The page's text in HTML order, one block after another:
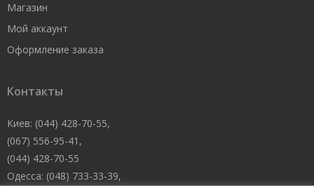
Магазин
Мой аккаунт
Оформление заказа
Контакты
Киев: (044) 428-70-55,
(067) 556-95-41,
(044) 428-70-55
Одесса: (048) 733-33-39,